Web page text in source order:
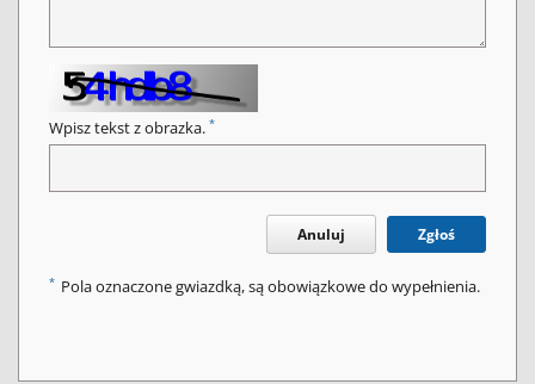
Wpisz tekst z obrazka. *
Anuluj Zgłoś
* Pola oznaczone gwiazdką, są obowiązkowe do wypełnienia.